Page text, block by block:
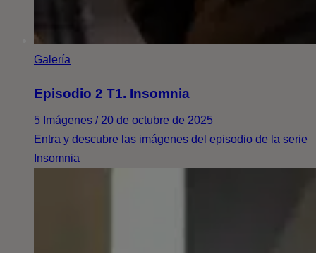
Galería
Episodio 2 T1. Insomnia
5 Imágenes / 20 de octubre de 2025
Entra y descubre las imágenes del episodio de la serie
Insomnia